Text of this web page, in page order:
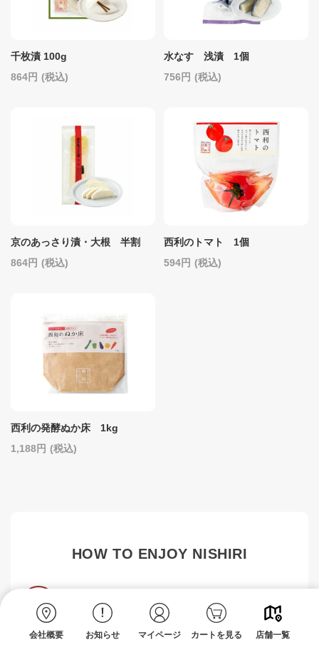
会社概要 お知らせ マイページ カートを見る 店舗一覧
千枚漬 100g
864
(税込)
水なす 浅漬 1個
756
(税込)
京のあっさり漬・大根 半割
864
(税込)
西利のトマト 1個
594
(税込)
西利の発酵ぬか床 1kg
1,188
(税込)
HOW TO ENJOY NISHIRI
朝食
酵房西利の「西京漬 鰆」と京つけもの西利の「味みぶ
菜」を使ったお手軽な「だし茶漬」を朝食に、お腹と
心を満たして1日をスタート。